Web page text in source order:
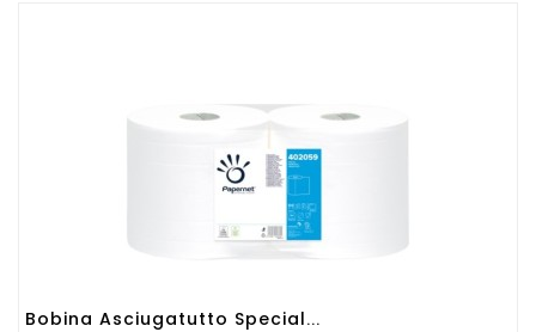
Bobina Asciugatutto Special...